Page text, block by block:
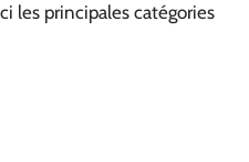
les principales catégories